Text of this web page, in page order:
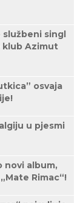
službeni singl
klub Azimut
osvaja
u pjesmi
novi album,
Rimac“!